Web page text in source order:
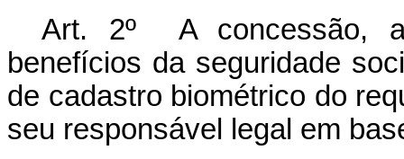
Art. 2º A concessão,
benefícios da seguridade
de cadastro biométrico do
seu responsável legal em